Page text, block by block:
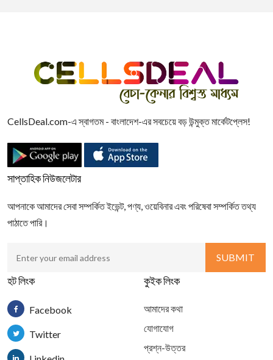
CellsDeal.com-এ স্বাগতম - বাংলাদেশ-এর সবচেয়ে বড় উন্মুক্ত মার্কেটপ্লেস!
সাপ্তাহিক নিউজলেটার
আপনাকে আমাদের সেবা সম্পর্কিত ইভেন্ট, পণ্য, ওয়েবিনার এবং পরিষেবা সম্পর্কিত তথ্য
পাঠাতে পারি।
হট লিংক
Facebook
Twitter
কুইক লিংক
আমাদের কথা
যোগাযোগ
প্রশ্ন-উত্তর